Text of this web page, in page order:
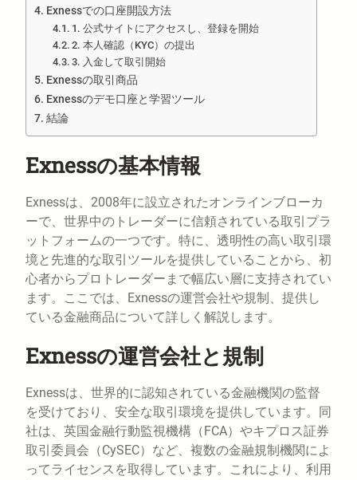
Exnessでの口座開設方法
1. 公式サイトにアクセスし、登録を開始
2. 本人確認（KYC）の提出
3. 入金して取引開始
Exnessの取引商品
Exnessのデモ口座と学習ツール
結論
Exnessの基本情報
Exnessは、2008年に設立されたオンラインブローカ
ーで、世界中のトレーダーに信頼されている取引プラ
ットフォームの一つです。特に、透明性の高い取引環
境と先進的な取引ツールを提供していることから、初
心者からプロトレーダーまで幅広い層に支持されてい
ます。ここでは、Exnessの運営会社や規制、提供し
ている金融商品について詳しく解説します。
Exnessの運営会社と規制
Exnessは、世界的に認知されている金融機関の監督
を受けており、安全な取引環境を提供しています。同
社は、英国金融行動監視機構（FCA）やキプロス証券
取引委員会（CySEC）など、複数の金融規制機関によ
ってライセンスを取得しています。これにより、利用